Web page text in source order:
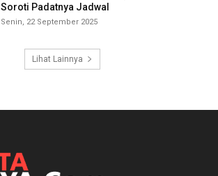
Soroti Padatnya Jadwal
Senin, 22 September 2025
Lihat Lainnya